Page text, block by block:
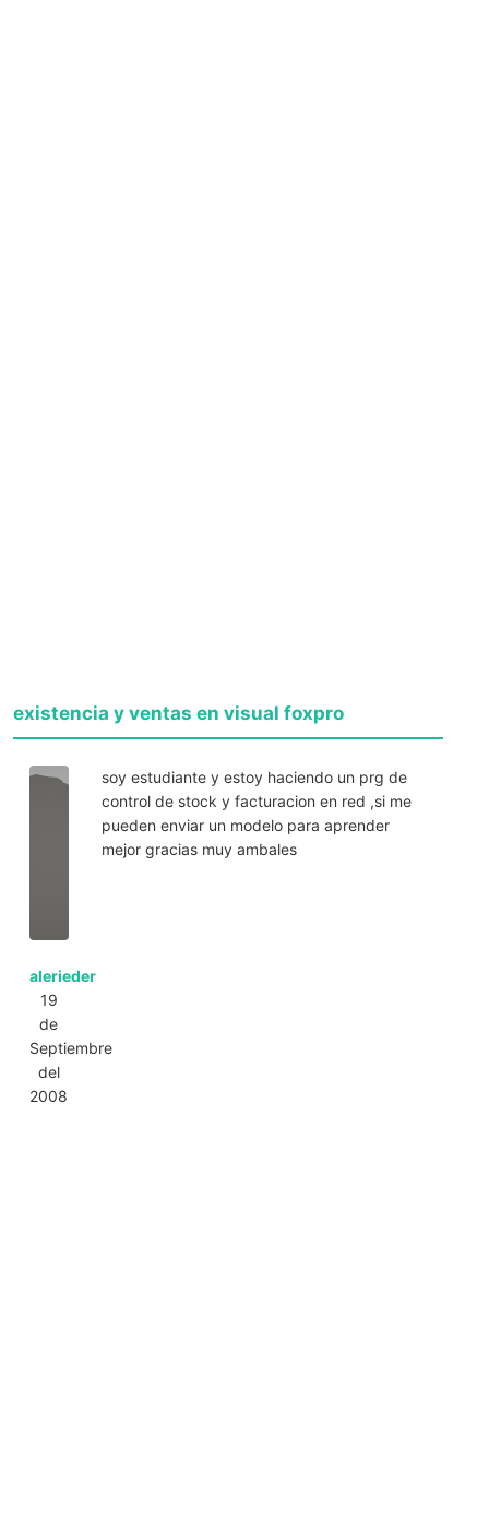
existencia y ventas en visual foxpro
alerieder
19
de
Septiembre
del
2008
soy estudiante y estoy haciendo un prg de
control de stock y facturacion en red ,si me
pueden enviar un modelo para aprender
mejor gracias muy ambales